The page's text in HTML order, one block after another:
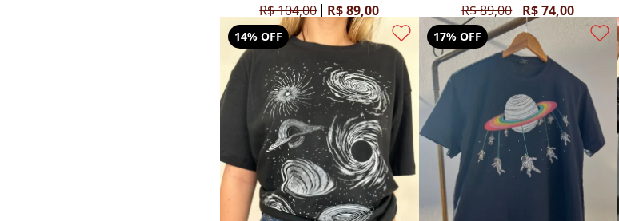
R$ 104,00 R$ 89,00 R$ 89,00 R$ 74,00
14% OFF 17% OFF